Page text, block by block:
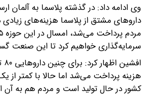
وی ادامه داد: در گذشته پلاسما به آلمان
داروهای مشتق از پلاسما هزینه‌های
سرمایه‌گذاری خواهیم کرد تا این صنعت
هزینه پرداخت می‌شد اما حالا با کمتر از
کشور در حال تولید است و مردم هم به آن